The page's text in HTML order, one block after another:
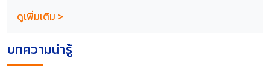
ดูเพิ่มเติม >
บทความน่ารู้